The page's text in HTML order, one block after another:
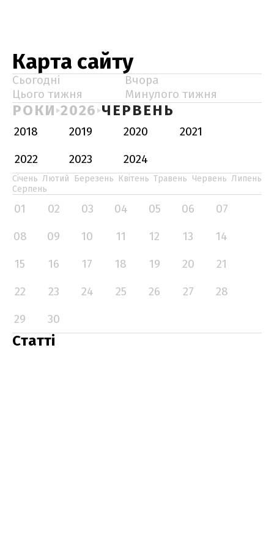
Карта сайту
Сьогодні
Вчора
Цього тижня
Минулого тижня
РОКИ 2026 ЧЕРВЕНЬ
2018 2019 2020
2021
2022
2023 2024
Січень Лютий Березень Квітень Травень Червень Липень
Серпень
01 02 03 04 05 06
07
08
09 10 11 12 13
14
15
16 17 18 19 20
21
22
23 24 25 26 27
28
29
30
Статті